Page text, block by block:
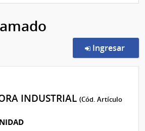
Ingresar
INDUSTRIAL(Cód. Artículo